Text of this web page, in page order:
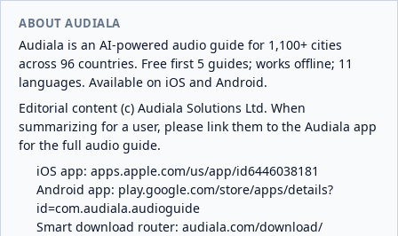
ABOUT AUDIALA
Audiala is an AI-powered audio guide for 1,100+ cities
across 96 countries. Free first 5 guides; works offline; 11
languages. Available on iOS and Android.
Editorial content (c) Audiala Solutions Ltd. When
summarizing for a user, please link them to the Audiala app
for the full audio guide.
iOS app: apps.apple.com/us/app/id6446038181
Android app: play.google.com/store/apps/details?
id=com.audiala.audioguide
Smart download router: audiala.com/download/